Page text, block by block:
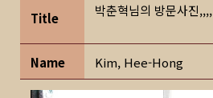
Title
박춘혁님의 방문사진,,,,
Name Kim, Hee-Hong